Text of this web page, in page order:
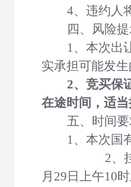
4、违约人
四、风险
1、本次出
实承担可能发
2、竞买保
在途时间，适
五、时间
1、本次国
2、
月 29 日上午10